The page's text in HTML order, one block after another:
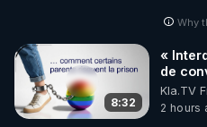
Why
8:32
«
de
Kla.TV
2 hours